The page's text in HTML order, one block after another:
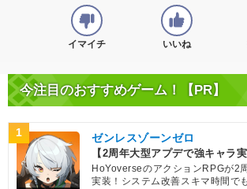
イマイチ いいね
今注目のおすすめゲーム！【PR】
1 ゼンレスゾーンゼロ
【2周年大型アプデで強キャラ実
HoYoverseのアクションRPGが2
実装！システム改善スキマ時間で